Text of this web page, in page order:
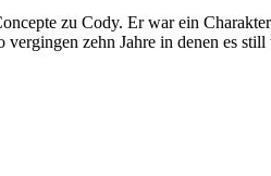
zu Cody. Er war ein
zehn Jahre in denen es